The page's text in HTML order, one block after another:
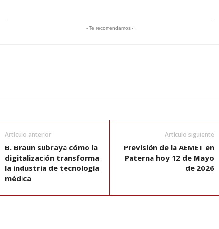
- Te recomendamos -
Artículo anterior
B. Braun subraya cómo la
digitalización transforma
la industria de tecnología
médica
Artículo siguiente
Previsión de la AEMET en
Paterna hoy 12 de Mayo
de 2026